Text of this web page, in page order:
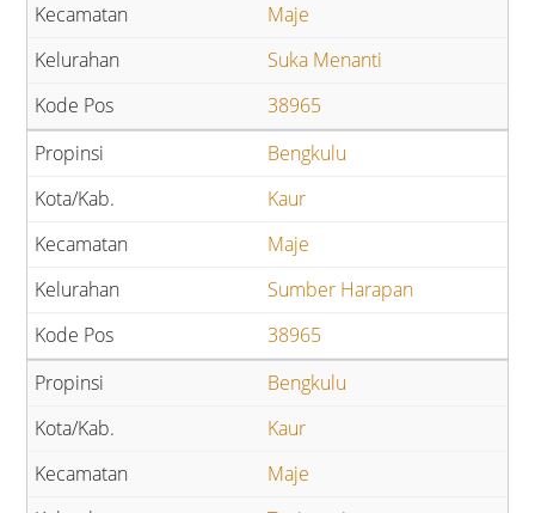
Maje
Suka Menanti
38965
Bengkulu
Kaur
Maje
Sumber Harapan
38965
Bengkulu
Kaur
Maje